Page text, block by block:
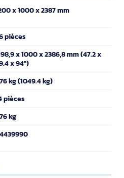
x 1000 x 2387 mm
pièces
x 1000 x 2386,8 mm (47.2 x
x 94")
kg (1049.4 kg)
pièces
kg